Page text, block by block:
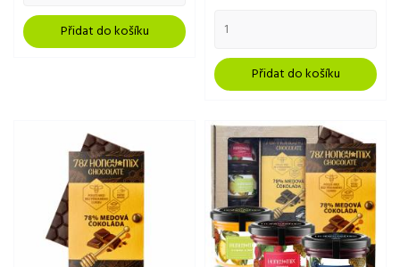
Přidat do košíku
Přidat do košíku